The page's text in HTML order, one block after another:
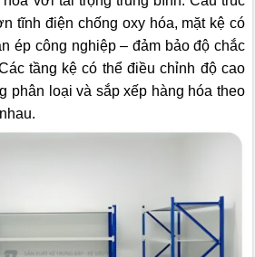
tĩnh điện chống oxy hóa, mặt kệ có
ép công nghiệp – đảm bảo độ chắc
tầng kệ có thể điều chỉnh độ cao
phân loại và sắp xếp hàng hóa theo